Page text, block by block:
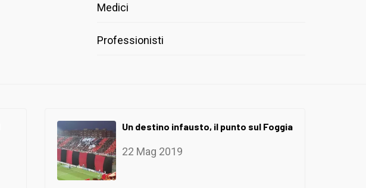
Medici
Professionisti
Un destino infausto, il punto sul Foggia
22 Mag 2019